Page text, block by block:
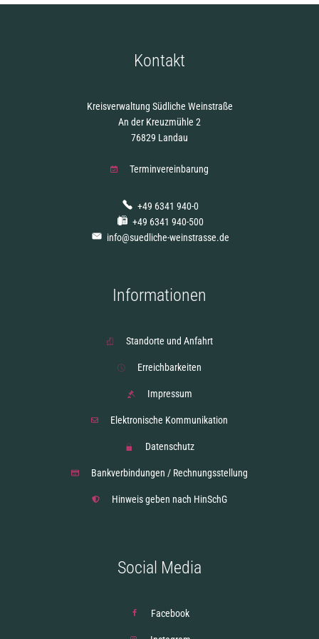
Kontakt
Kreisverwaltung Südliche Weinstraße
An der Kreuzmühle 2
76829 Landau
Terminvereinbarung
+49 6341 940-0
+49 6341 940-500
info@suedliche-weinstrasse.de
Informationen
Standorte und Anfahrt
Erreichbarkeiten
Impressum
Elektronische Kommunikation
Datenschutz
Bankverbindungen / Rechnungsstellung
Hinweis geben nach HinSchG
Social Media
Facebook